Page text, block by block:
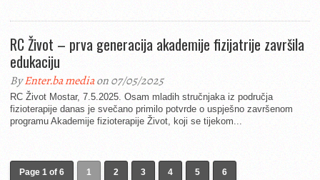
RC Život – prva generacija akademije fizijatrije završila
edukaciju
ByEnter.ba mediaon 07/05/2025
RC Život Mostar, 7.5.2025. Osam mladih stručnjaka iz područja
fizioterapije danas je svečano primilo potvrde o uspješno završenom
programu Akademije fizioterapije Život, koji se tijekom...
Page 1 of 6 1 2 3 4 5 6